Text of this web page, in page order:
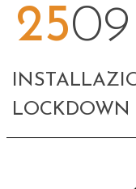
2509
LOCKDOWN